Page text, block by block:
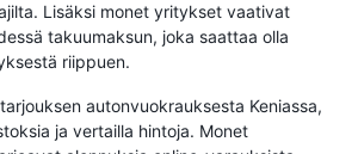
Lisäksi monet yritykset vaativat
takuumaksun, joka saattaa olla
riippuen.
autonvuokrauksesta Keniassa,
ja vertailla hintoja. Monet